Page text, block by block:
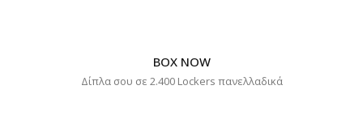
BOX NOW
Δίπλα σου σε 2.400 Lockers πανελλαδικά